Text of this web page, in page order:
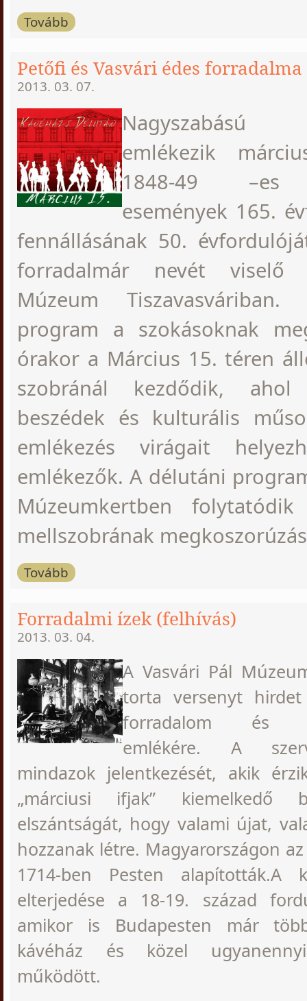
Tovább
Petőfi és Vasvári édes forradalma
2013. 03. 07.
Nagyszabású
emlékezik
1848-49 –es
események 165.
fennállásának 50.
forradalmár nevét viselő
Múzeum
program a szokásoknak
órakor a Március 15. téren
szobránál kezdődik,
beszédek és kulturális
emlékezés virágait
emlékezők. A délutáni
Múzeumkertben
mellszobrának
Tovább
Forradalmi ízek (felhívás)
2013. 03. 04.
A Vasvári Pál
torta versenyt hirdet
forradalom és
emlékére. A
mindazok jelentkezését, akik
„márciusi ifjak” kiemelkedő
elszántságát, hogy valami újat,
hozzanak létre. Magyarországon
1714-ben Pesten alapították.A
elterjedése a 18-19. század
amikor is Budapesten már
kávéház és közel
működött.